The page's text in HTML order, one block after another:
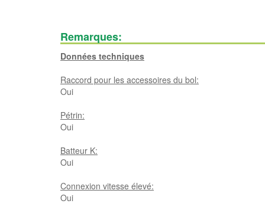
Remarques:
Données techniques
Raccord pour les accessoires du bol:
Oui
Pétrin:
Oui
Batteur K:
Oui
Connexion vitesse élevé:
Oui